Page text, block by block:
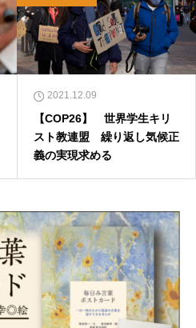
2021.12.09
【COP26】 世界学生キリ
スト教連盟 繰り返し気候正
義の実現求める